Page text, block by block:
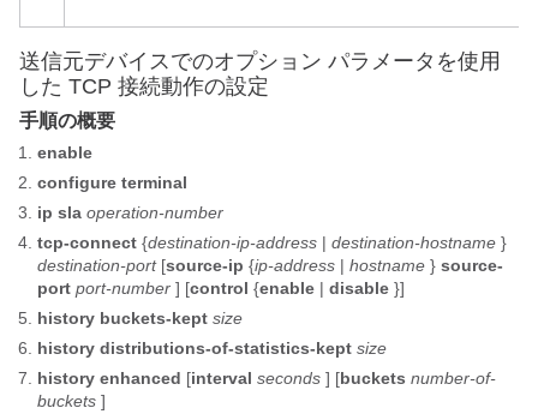
送信元デバイスでのオプション パラメータを使用
した TCP 接続動作の設定
手順の概要
enable
configure terminal
ip sla operation-number
tcp-connect {destination-ip-address | destination-hostname }
destination-port [source-ip {ip-address | hostname } source-
port port-number ] [control {enable | disable }]
history buckets-kept size
history distributions-of-statistics-kept size
history enhanced [interval seconds ] [buckets number-of-
buckets ]